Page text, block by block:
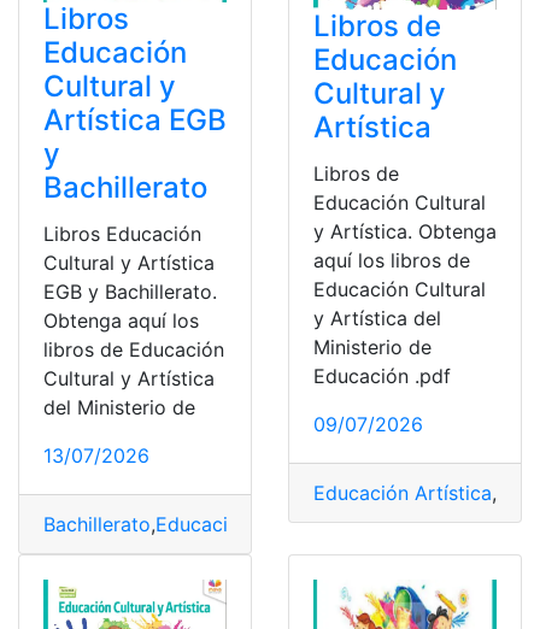
Libros
Educación
Cultural y
Artística EGB
y
Bachillerato
Libros Educación
Cultural y Artística
EGB y Bachillerato.
Obtenga aquí los
libros de Educación
Cultural y Artística
del Ministerio de
13/07/2026
Bachillerato,Educación Cultural y Artística,Libros,
Libros de
Educación
Cultural y
Artística
Libros de
Educación Cultural
y Artística. Obtenga
aquí los libros de
Educación Cultural
y Artística del
Ministerio de
Educación .pdf
09/07/2026
Educación Artística,